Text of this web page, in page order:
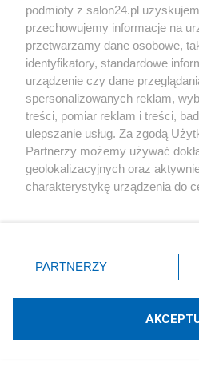
Społeczeństwo
Kultura
X Facebook
Technologię
podmioty z salon24.pl
przechowujemy informacje na
przetwarzamy dane osobowe,
identyfikatory, standardowe
urządzenie czy dane
spersonalizowanych reklam,
treści, pomiar reklam i treści,
ulepszanie usług. Za zgodą
Partnerzy możemy używać
geolokalizacyjnych oraz
charakterystykę urządzenia do
zmienić/wycofać klikając
znajdujący się w lewym dolnym
rodzaje przetwarzania danych
użytkownika, ale masz prawo
PARTNERZY